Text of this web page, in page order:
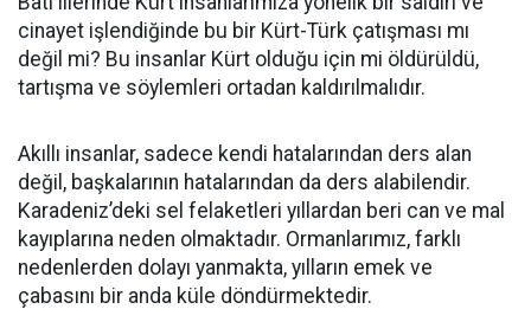
cinayet işlendiğinde bu bir Kürt-Türk çatışması mı
değil mi? Bu insanlar Kürt olduğu için mi öldürüldü,
tartışma ve söylemleri ortadan kaldırılmalıdır.
Akıllı insanlar, sadece kendi hatalarından ders alan
değil, başkalarının hatalarından da ders alabilendir.
Karadeniz’deki sel felaketleri yıllardan beri can ve mal
kayıplarına neden olmaktadır. Ormanlarımız, farklı
nedenlerden dolayı yanmakta, yılların emek ve
çabasını bir anda küle döndürmektedir.